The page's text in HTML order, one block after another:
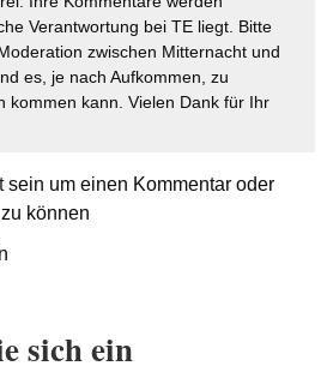
Verantwortung bei TE liegt. Bitte
zwischen Mitternacht und
es, je nach Aufkommen, zu
kommen kann. Vielen Dank für Ihr
sein um einen Kommentar oder
können
sich ein